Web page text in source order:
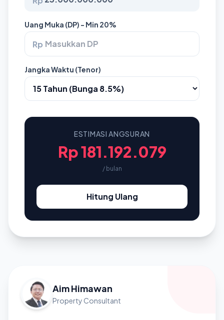
Uang Muka (DP) - Min 20%
Rp
Jangka Waktu (Tenor)
ESTIMASI ANGSURAN
Rp 181.192.079
/ bulan
Hitung Ulang
Aim Himawan
Property Consultant